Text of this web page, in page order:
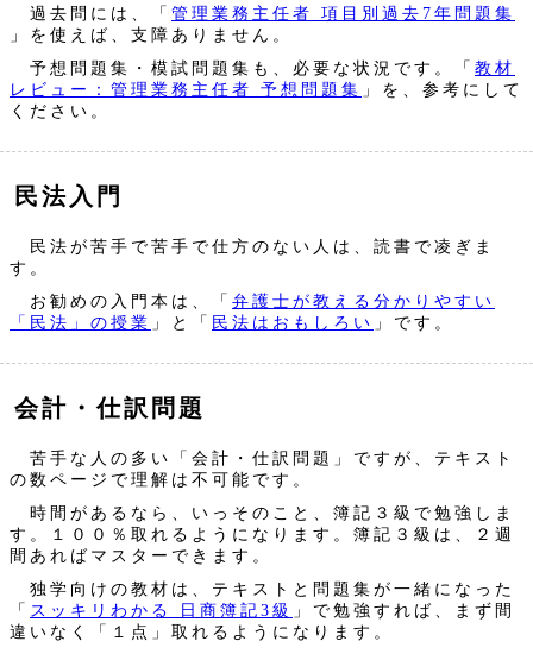
過去問には、「 管理業務主任者 項目別過去7年問題集
」を使えば、支障ありません。
予想問題集・模試問題集も、必要な状況です。「 教材
レビュー：管理業務主任者 予想問題集 」を、参考にして
ください。
民法入門
民法が苦手で苦手で仕方のない人は、読書で凌ぎま
す。
お勧めの入門本は、「 弁護士が教える分かりやすい
「民法」の授業 」と「 民法はおもしろい 」です。
会計・仕訳問題
苦手な人の多い「会計・仕訳問題」ですが、テキスト
の数ページで理解は不可能です。
時間があるなら、いっそのこと、簿記３級で勉強しま
す。１００％取れるようになります。簿記３級は、２週
間あればマスターできます。
独学向けの教材は、テキストと問題集が一緒になった
「 スッキリわかる 日商簿記3級
」で勉強すれば、まず間
違いなく「１点」取れるようになります。